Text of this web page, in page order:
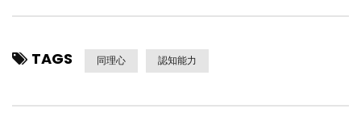
TAGS 同理心 認知能力